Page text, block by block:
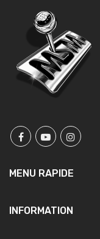
MENU RAPIDE
INFORMATION